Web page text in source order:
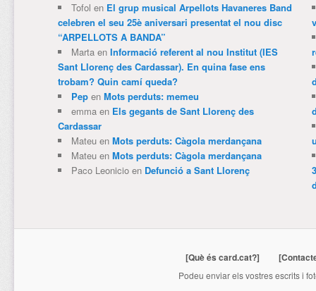
Tofol en El grup musical Arpellots Havaneres Band
celebren el seu 25è aniversari presentat el nou disc
“ARPELLOTS A BANDA”
Martaen Informació referent al nou Institut (IES
Sant Llorenç des Cardassar). En quina fase ens
trobam? Quin camí queda?
Pepen Mots perduts: memeu
emmaen Els gegants de Sant Llorenç des
Cardassar
Mateuen Mots perduts: Càgola merdançana
Mateuen Mots perduts: Càgola merdançana
Paco Leonicioen Defunció a Sant Llorenç
[Què és card.cat?]
Podeu enviar els vostres escrits i